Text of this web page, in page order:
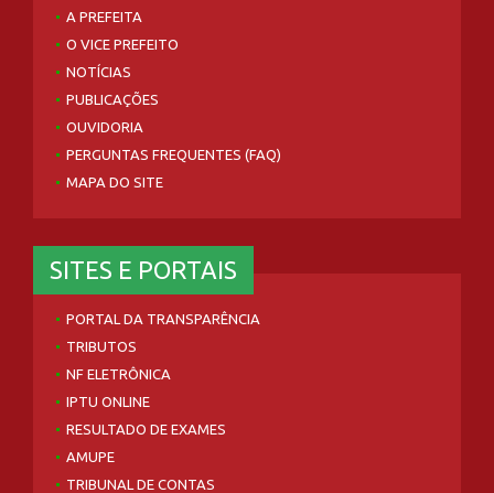
A PREFEITA
O VICE PREFEITO
NOTÍCIAS
PUBLICAÇÕES
OUVIDORIA
PERGUNTAS FREQUENTES (FAQ)
MAPA DO SITE
SITES E PORTAIS
PORTAL DA TRANSPARÊNCIA
TRIBUTOS
NF ELETRÔNICA
IPTU ONLINE
RESULTADO DE EXAMES
AMUPE
TRIBUNAL DE CONTAS